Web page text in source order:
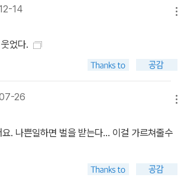
부님 안마하기’ 같은 수련을 계속해야 한다. 그
쩍 지난 어느 날, 드디어 건이에게 결전의 날이
)의 마음가짐-모든 것을 가능하게 하는 것은
오방구결 참뜻을 알게 된 건이. 오방도사는 건
방이의 건방진 권법 수련기가 시작된다.가족을
향해 전진하는 건방이의 활기는 기존 국내 어
넣는다. 작가는 입체적으로 그려진 각 등장인물
습과 이야기 전체를 이끌고 가는 ‘권선징악’의
달한다. 볼로냐 라가치상을 수상한 강경수 작가
14
었다.
26
. 나쁜일하면 벌을 받는다... 이걸 가르쳐줄수